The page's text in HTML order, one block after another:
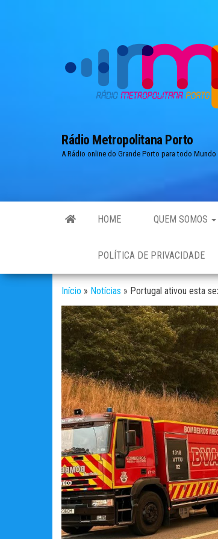
Rádio Metropolitana Porto
A Rádio online do Grande Porto para todo Mundo
HOME QUEM SOMOS
POLÍTICA DE PRIVACIDADE
Início » Notícias » Portugal ativou esta